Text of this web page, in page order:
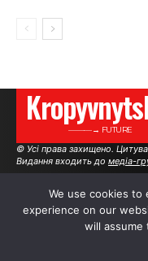
———→ FUTURE
© Усі права захищено.
Видання входить до медіа-
We use cookies
experience on our
will assume